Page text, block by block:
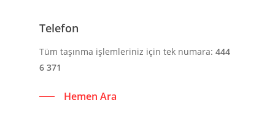
Telefon
Tüm taşınma işlemleriniz için tek numara:444
6 371
Hemen Ara